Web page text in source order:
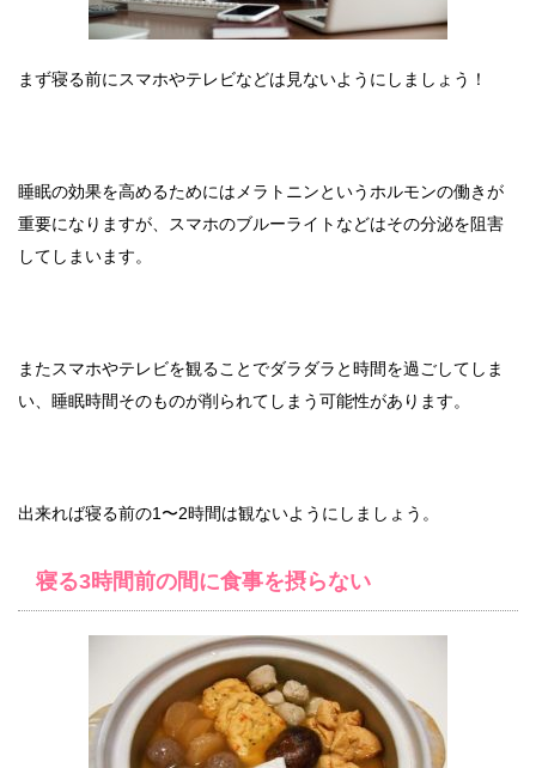
まず寝る前にスマホやテレビなどは見ないようにしましょう！
睡眠の効果を高めるためにはメラトニンというホルモンの働きが
重要になりますが、スマホのブルーライトなどはその分泌を阻害
してしまいます。
またスマホやテレビを観ることでダラダラと時間を過ごしてしま
い、睡眠時間そのものが削られてしまう可能性があります。
出来れば寝る前の1〜2時間は観ないようにしましょう。
寝る3時間前の間に食事を摂らない